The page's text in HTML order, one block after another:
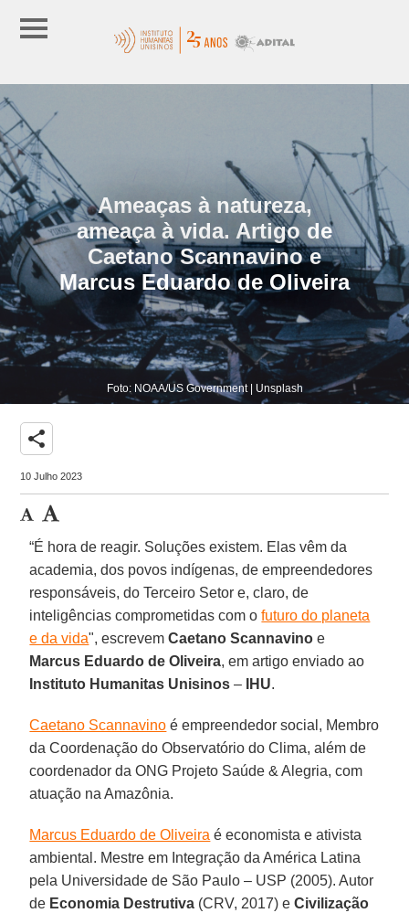
Ameaças à natureza,
ameaça à vida. Artigo de
Caetano Scannavino e
Marcus Eduardo de Oliveira
Foto: NOAA/US Government | Unsplash
share
10 Julho 2023
“É hora de reagir. Soluções existem. Elas vêm da
academia, dos povos indígenas, de empreendedores
responsáveis, do Terceiro Setor e, claro, de
inteligências comprometidas com ofuturo do planeta
e da vida", escrevemCaetano Scannavino e
Marcus Eduardo de Oliveira, em artigo enviado ao
Instituto Humanitas Unisinos – IHU.
Caetano Scannavino é empreendedor social, Membro
da Coordenação do Observatório do Clima, além de
coordenador da ONG Projeto Saúde & Alegria, com
atuação na Amazônia.
Marcus Eduardo de Oliveira é economista e ativista
ambiental. Mestre em Integração da América Latina
pela Universidade de São Paulo – USP (2005). Autor
de Economia Destrutiva (CRV, 2017) eCivilização